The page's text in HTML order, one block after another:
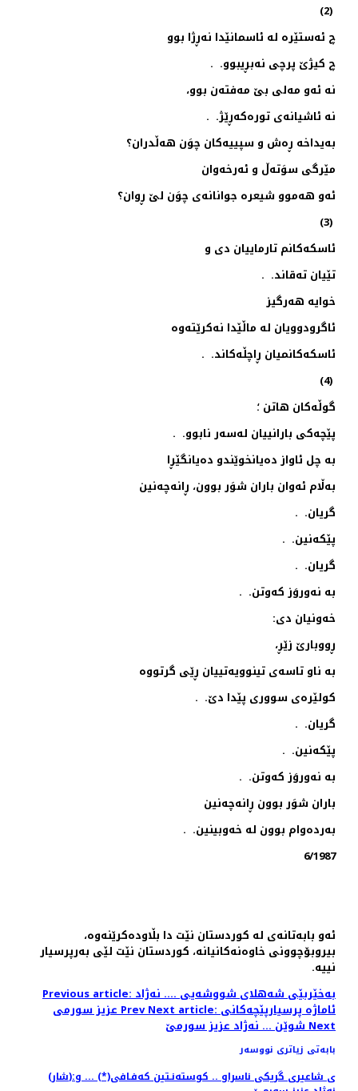
(2)
چ ئه‌ستێره‌ له‌ ئاسمانێدا نه‌ڕژا بوو
چ كیژێ پرچی نه‌بڕیبوو. .
نه‌ ئه‌و مه‌لی بێ مه‌فته‌ن بوو،
نه‌ ئاشیانه‌ی توره‌كه‌ڕێژ. .
به‌یداخه‌ ڕه‌ش و سپییه‌كان چوَن هه‌ڵدران؟
مێرگی سوَته‌ڵ و ئه‌رخه‌وان
ئه‌و هه‌موو شیعره‌ جوانانه‌ی چوَن لێ ڕوان؟
(3)
ئاسكه‌كانم تارماییان دی و
تێیان ته‌قاند. .
خوایه‌ هه‌رگیز
ئاگرودوویان له‌ ماڵێدا نه‌كرێته‌وه‌
ئاسكه‌كانمیان ڕاچڵه‌كاند. .
(4)
گوڵه‌كان هاتن ؛
پێچه‌كی بارانییان له‌سه‌ر نابوو. .
به‌ چل ئاواز ده‌یانخوێندو ده‌یانگێڕا
به‌ڵام ئه‌وان باران شوَر بوون، ڕانه‌چه‌نین
گریان. .
پێكه‌نین. .
گریان. .
به‌ نه‌وروَز كه‌وتن. .
خه‌ونیان دی:
ڕووبارێ زێڕ،
به‌ ناو تاسه‌ی تینوویه‌تییان ڕێی گرتووه‌
كولێره‌ی سووری پێدا دێ. .
گریان. .
پێكه‌نین. .
به‌ نه‌وروَز كه‌وتن. .
باران شوَر بوون ڕانه‌چه‌نین
به‌رده‌وام بوون له‌ خه‌وبینین. .
6/1987
ئه‌و بابه‌تانه‌ی له‌ کوردستان نێت دا بڵاوده‌کرێنه‌وه‌،
بیروبۆچوونی خاوه‌نه‌کانیانه‌، کوردستان نێت لێی به‌رپرسیار
نییه‌.
Previous article: به‌خێربێی شه‌هلای شووشه‌یی .... نه‌ژاد
عزیز سورمیPrevNext article: ئاماژە پرسیارپێچەكانی
شوێن ... نەژاد عزیز سورمێ‌Next
بابەتی زیاتری نووسەر
(شار)ی شاعیری گریكی ناسراو .. كوسته‌نـتین كه‌فـافی(*) ... و: